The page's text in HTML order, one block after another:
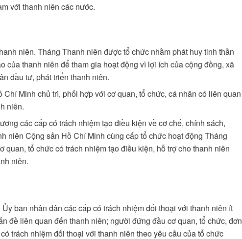
với thanh niên các nước.
niên. Tháng Thanh niên được tổ chức nhằm phát huy tinh thần
của thanh niên để tham gia hoạt động vì lợi ích của cộng đồng, xã
đầu tư, phát triển thanh niên.
Minh chủ trì, phối hợp với cơ quan, tổ chức, cá nhân có liên quan
niên.
các cấp có trách nhiệm tạo điều kiện về cơ chế, chính sách,
niên Cộng sản Hồ Chí Minh cùng cấp tổ chức hoạt động Tháng
quan, tổ chức có trách nhiệm tạo điều kiện, hỗ trợ cho thanh niên
niên.
ban nhân dân các cấp có trách nhiệm đối thoại với thanh niên ít
đề liên quan đến thanh niên; người đứng đầu cơ quan, tổ chức, đơn
trách nhiệm đối thoại với thanh niên theo yêu cầu của tổ chức